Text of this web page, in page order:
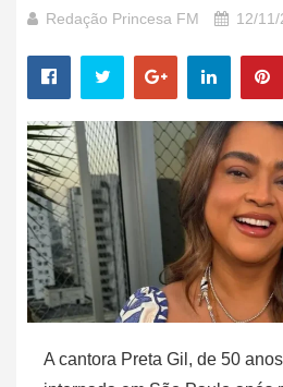
Redação Princesa FM 12/
A cantora Preta Gil, de 50